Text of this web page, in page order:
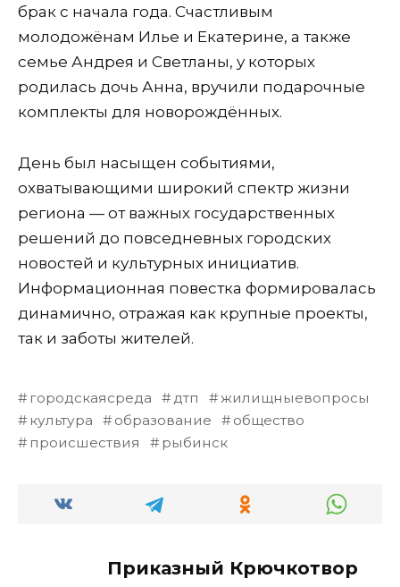
брак с начала года. Счастливым
молодожёнам Илье и Екатерине, а также
семье Андрея и Светланы, у которых
родилась дочь Анна, вручили подарочные
комплекты для новорождённых.
День был насыщен событиями,
охватывающими широкий спектр жизни
региона — от важных государственных
решений до повседневных городских
новостей и культурных инициатив.
Информационная повестка формировалась
динамично, отражая как крупные проекты,
так и заботы жителей.
городскаясреда дтп
жилищныевопросы
культура
образование
общество
происшествия
рыбинск
Приказный Крючкотвор